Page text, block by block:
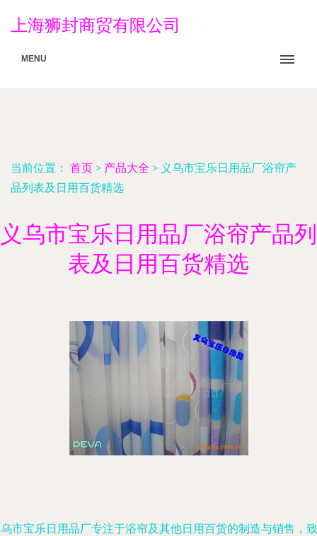
上海狮封商贸有限公司
MENU
当前位置： 首页 > 产品大全 > 义乌市宝乐日用品厂浴帘产
品列表及日用百货精选
义乌市宝乐日用品厂浴帘产品列
表及日用百货精选
市宝乐日用品厂专注于浴帘及其他日用百货的制造与销售，致